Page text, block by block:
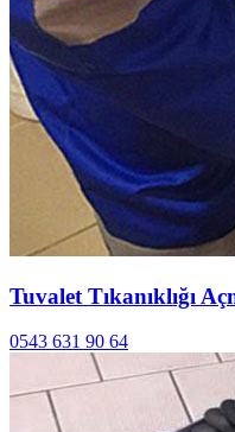
Tuvalet Tıkanıklığı
0543 631 90 64